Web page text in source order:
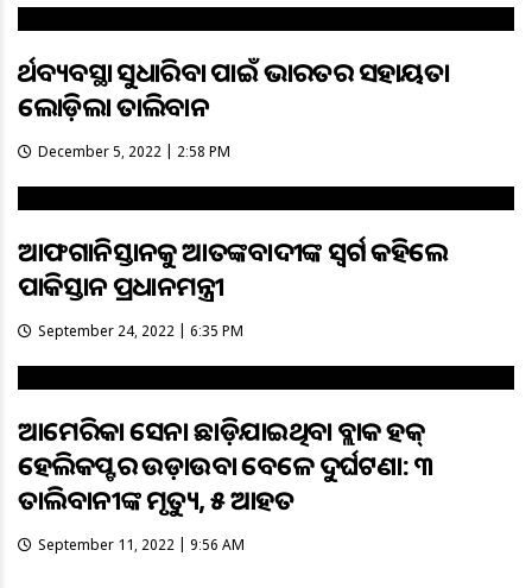
ଅର୍ଥବ୍ୟବସ୍ଥା ସୁଧାରିବା ପାଇଁ ଭାରତର ସହାୟତା
ଲୋଡ଼ିଲା ତାଲିବାନ
December 5, 2022 | 2:58 PM
ଆଫଗାନିସ୍ତାନକୁ ଆତଙ୍କବାଦୀଙ୍କ ସ୍ବର୍ଗ କହିଲେ
ପାକିସ୍ତାନ ପ୍ରଧାନମନ୍ତ୍ରୀ
September 24, 2022 | 6:35 PM
ଆମେରିକା ସେନା ଛାଡ଼ିଯାଇଥିବା ବ୍ଲାକ ହକ୍
ହେଲିକପ୍ଟର ଉଡ଼ାଉବା ବେଳେ ଦୁର୍ଘଟଣା: ୩
ତାଲିବାନୀଙ୍କ ମୃତ୍ୟୁ, ୫ ଆହତ
September 11, 2022 | 9:56 AM